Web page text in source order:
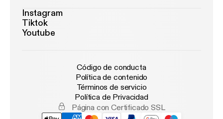
Instagram
Tiktok
Youtube
Código de conducta
Política de contenido
Términos de servicio
Política de Privacidad
Página con Certificado SSL